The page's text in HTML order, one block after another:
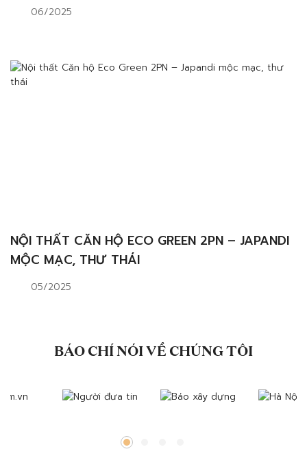
06/2025
NỘI THẤT CĂN HỘ ECO GREEN 2PN – JAPANDI
MỘC MẠC, THƯ THÁI
05/2025
BÁO CHÍ NÓI VỀ CHÚNG TÔI